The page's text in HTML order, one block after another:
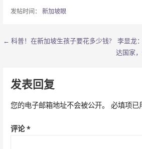
发帖时间： 新加坡眼
文
导
航
← 科普！在新加坡生孩子要花多少钱?
李显龙
达国家
发表回复
您的电子邮箱地址不会被公开。 必填项已
评论*